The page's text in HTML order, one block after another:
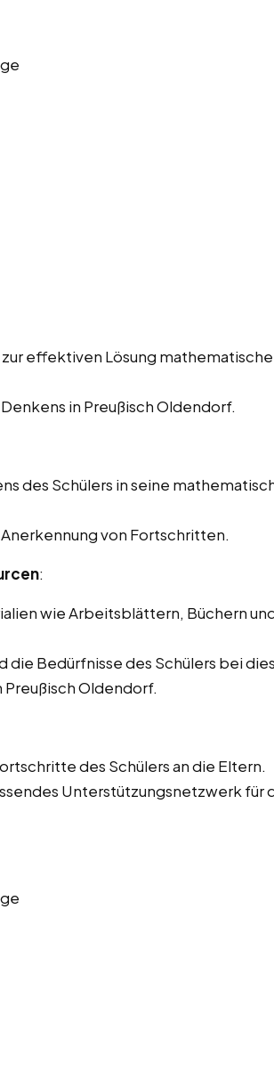
effektiven Lösung
in Preußisch Oldendorf.
des Schülers in seine
von Fortschritten.
:
wie Arbeitsblättern, Büchern
die Bedürfnisse des Schülers bei
Oldendorf.
des Schülers an die Eltern.
Unterstützungsnetzwerk für